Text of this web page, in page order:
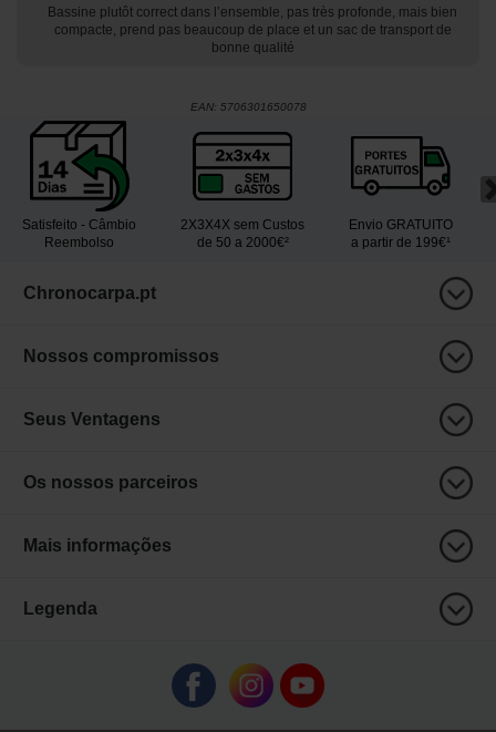
Bassine plutôt correct dans l’ensemble, pas très profonde, mais bien
compacte, prend pas beaucoup de place et un sac de transport de
bonne qualité
EAN: 5706301650078
Satisfeito - Câmbio
Reembolso
2X3X4X sem Custos
de 50 a 2000€²
Envio GRATUITO
a partir de 199€¹
Chronocarpa.pt
Nossos compromissos
Seus Ventagens
Os nossos parceiros
Mais informações
Legenda